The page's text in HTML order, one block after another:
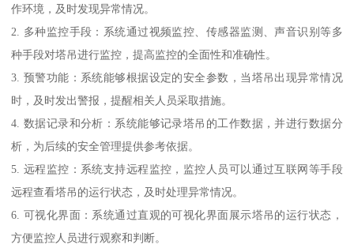
作环境，及时发现异常情况。
2. 多种监控手段：系统通过视频监控、传感器监测、声音识别等多
种手段对塔吊进行监控，提高监控的全面性和准确性。
3. 预警功能：系统能够根据设定的安全参数，当塔吊出现异常情况
时，及时发出警报，提醒相关人员采取措施。
4. 数据记录和分析：系统能够记录塔吊的工作数据，并进行数据分
析，为后续的安全管理提供参考依据。
5. 远程监控：系统支持远程监控，监控人员可以通过互联网等手段
远程查看塔吊的运行状态，及时处理异常情况。
6. 可视化界面：系统通过直观的可视化界面展示塔吊的运行状态，
方便监控人员进行观察和判断。